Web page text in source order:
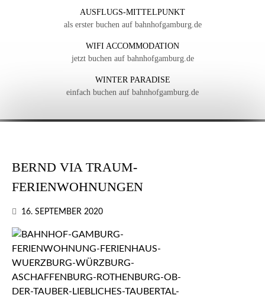
AUSFLUGS-MITTELPUNKT
als erster buchen auf bahnhofgamburg.de
WIFI ACCOMMODATION
jetzt buchen auf bahnhofgamburg.de
WINTER PARADISE
einfach buchen auf bahnhofgamburg.de
BERND VIA TRAUM-
FERIENWOHNUNGEN
16. SEPTEMBER 2020